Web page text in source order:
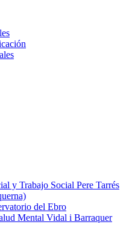
y Trabajo Social Pere Tarrés
del Ebro
Mental Vidal i Barraquer